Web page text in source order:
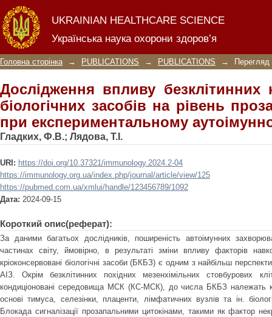
UKRAINIAN HEALTHCARE SCIENCE
Українська наука охорони здоров’я
Дослідження впливу безклітинних
рівень прозапальних цитокінів
артриті
Головна сторінка → PUBLICATIONS → PUBLICATIONS → Перегляд
Дослідження впливу безклітинних
біологічних засобів на рівень
при експериментальному
Гладких, Ф.В.; Лядова, Т.І.
URI: https://doi.org/10.37321/immunology.2024.2-04
https://immunology.org.ua/index.php/journal/article/view/125
https://pubmed.com.ua/xmlui/handle/123456789/1092
Дата: 2024-09-15
Короткий опис(реферат):
За даними багатьох дослідників, поширеність автоімунних
частинах світу, ймовірно, в результаті зміни впливу факторів
кріоконсервовані біологічні засоби (БКБЗ) є одним з найбільш
АІЗ. Окрім безклітинних похідних мезенхімільних стовбурових
кондиціоновані середовища МСК (КС-МСК), до числа БКБЗ належать
основі тимуса, селезінки, плаценти, лімфатичних вузлів та ін.
Блокада сигналізації прозапальними цитокінами, такими як фактор